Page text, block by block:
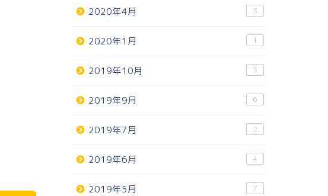
2020年4月 3
2020年1月 1
2019年10月 3
2019年9月 6
2019年7月 2
2019年6月 4
2019年5月 7